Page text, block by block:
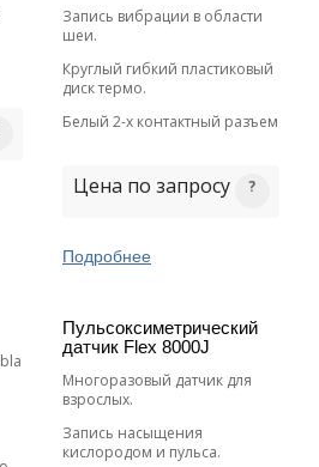
Запись вибрации в области
шеи.
Круглый гибкий пластиковый
диск термо.
Белый 2-х контактный разъем
Цена по запросу
Подробнее
Пульсоксиметрический
датчик Flex 8000J
Многоразовый датчик для
взрослых.
Запись насыщения
кислородом и пульса.